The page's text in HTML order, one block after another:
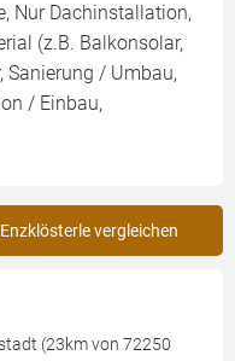
Nur Dachinstallation,
(z.B. Balkonsolar,
Sanierung / Umbau,
/ Einbau,
vergleichen
(23km von 72250